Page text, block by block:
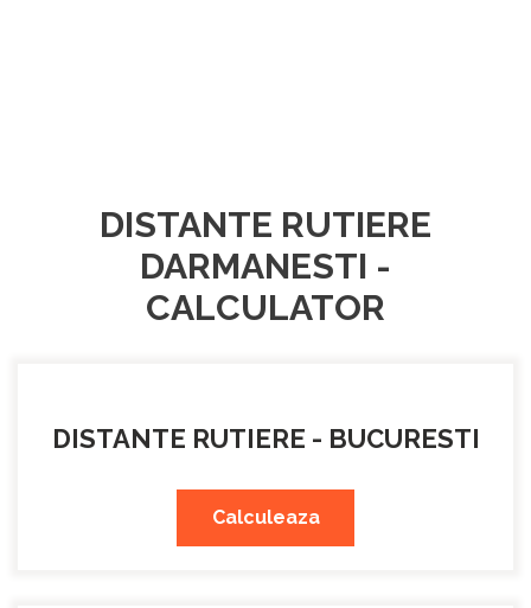
DISTANTE RUTIERE
DARMANESTI -
CALCULATOR
DISTANTE RUTIERE - BUCURESTI
Calculeaza